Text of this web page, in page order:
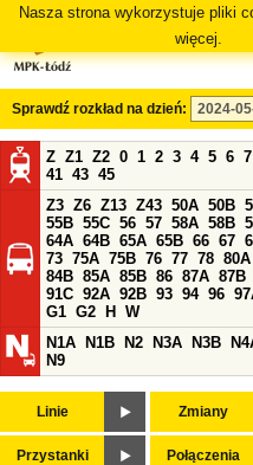
Nasza strona wykorzystuje pliki
więcej.
Sprawdź rozkład na dzień:
Z Z1 Z2 0 1 2 3 4 5 6 7
41 43 45
Z3 Z6 Z13 Z43 50A 50B
55B 55C 56 57 58A 58B
64A 64B 65A 65B 66 67
73 75A 75B 76 77 78 80A
84B 85A 85B 86 87A 87B
91C 92A 92B 93 94 96
G1 G2 H
W
N1A
N1B N2 N3A N3B
N9
Linie Zmiany
Przystanki Połączenia